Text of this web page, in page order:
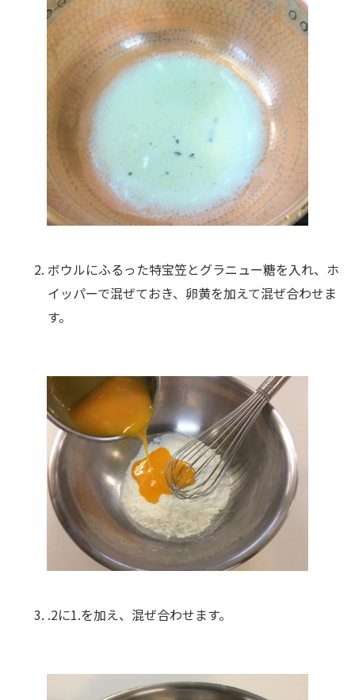
ボウルにふるった特宝笠とグラニュー糖を入れ、ホ
イッパーで混ぜておき、卵黄を加えて混ぜ合わせま
す。
.2に1.を加え、混ぜ合わせます。